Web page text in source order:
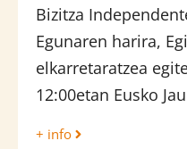
Bizitza
Egunaren harira,
elkarretaratzea
12:00etan Eusko
+ info